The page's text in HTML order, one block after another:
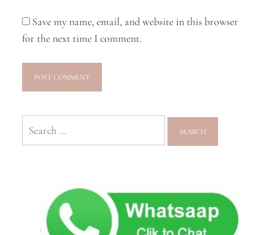
Save my name, email, and website in this browser
for the next time I comment.